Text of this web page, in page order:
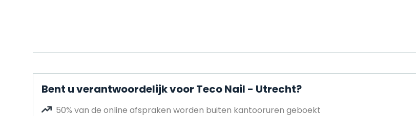
Bent u verantwoordelijk voor Teco Nail - Utrecht?
50% van de online afspraken worden buiten kantooruren geboekt